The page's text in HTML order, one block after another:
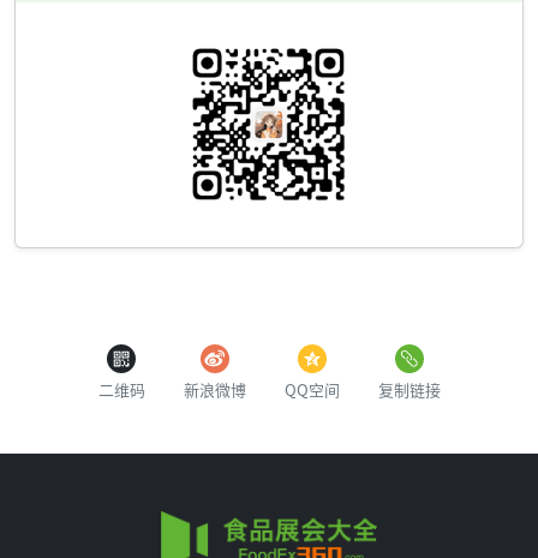
二维码 新浪微博 QQ空间 复制链接